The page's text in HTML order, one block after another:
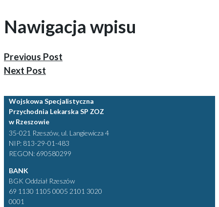
Nawigacja wpisu
Previous Post
Next Post
Wojskowa Specjalistyczna
Przychodnia Lekarska SP ZOZ
w Rzeszowie
35-021 Rzeszów, ul. Langiewicza 4
NIP: 813-29-01-483
REGON: 690580299
BANK
BGK Oddział Rzeszów
69 1130 1105 0005 2101 3020
0001